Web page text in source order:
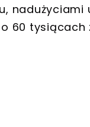
nadużyciami
60